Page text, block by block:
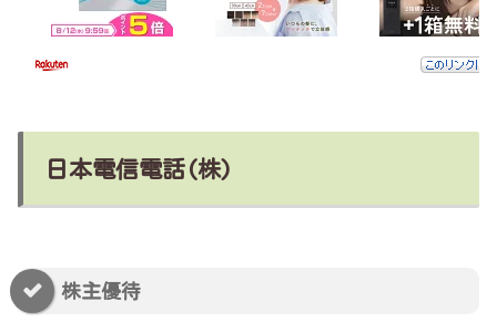
日本電信電話(株)
株主優待